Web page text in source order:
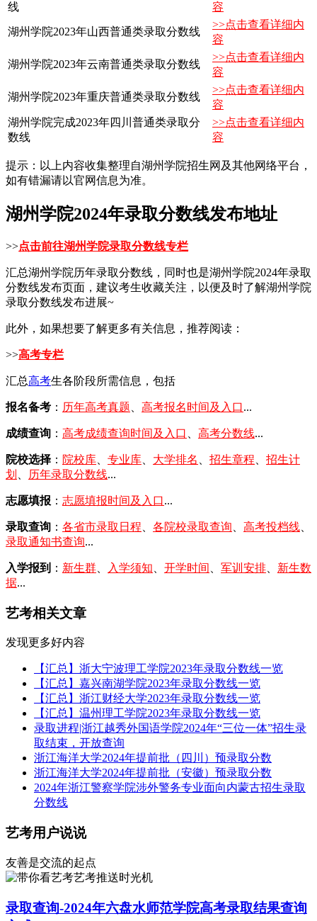
线
容
湖州学院2023年山西普通类录取分数线
>>点击查看详细内
容
湖州学院2023年云南普通类录取分数线
>>点击查看详细内
容
湖州学院2023年重庆普通类录取分数线
>>点击查看详细内
容
湖州学院完成2023年四川普通类录取分
数线
>>点击查看详细内
容
提示：以上内容收集整理自湖州学院招生网及其他网络平台，
如有错漏请以官网信息为准。
湖州学院2024年录取分数线发布地址
>>点击前往湖州学院录取分数线专栏
汇总湖州学院历年录取分数线，同时也是湖州学院2024年录取
分数线发布页面，建议考生收藏关注，以便及时了解湖州学院
录取分数线发布进展~
此外，如果想要了解更多有关信息，推荐阅读：
>>高考专栏
汇总高考生各阶段所需信息，包括
报名备考 ： 历年高考真题 高考报名时间及入口...
成绩查询 ： 高考成绩查询时间及入口 高考分数线...
院校选择 ： 院校库 专业库 大学排名 招生章程
招生计
划
历年录取分数线...
志愿填报 ： 志愿填报时间及入口...
录取查询 ： 各省市录取日程 各院校录取查询 高考投档线
录取通知书查询...
入学报到 ： 新生群 入学须知 开学时间 军训安排
新生数
据...
艺考相关文章
发现更多好内容
【汇总】浙大宁波理工学院2023年录取分数线一览
【汇总】嘉兴南湖学院2023年录取分数线一览
【汇总】浙江财经大学2023年录取分数线一览
【汇总】温州理工学院2023年录取分数线一览
录取进程|浙江越秀外国语学院2024年“三位一体”招生录
取结束，开放查询
浙江海洋大学2024年提前批（四川）预录取分数
浙江海洋大学2024年提前批（安徽）预录取分数
2024年浙江警察学院涉外警务专业面向内蒙古招生录取
分数线
艺考用户说说
友善是交流的起点
艺考推送时光机
录取查询-2024年六盘水师范学院高考录取结果查询